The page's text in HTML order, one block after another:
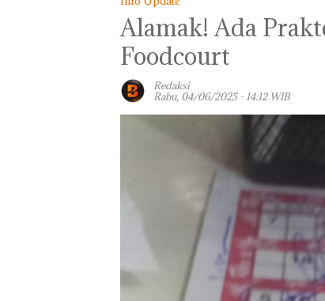
Alamak! Ada
Foodcourt
Redaksi
Rabu, 04/06/2025 - 14:12 WIB